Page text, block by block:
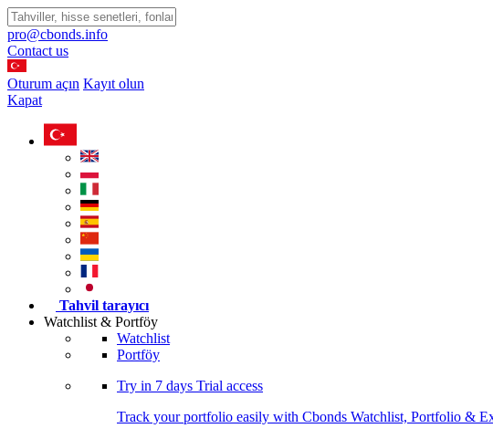
pro@cbonds.info
Contact us
Oturum açın Kayıt olun
Kapat
Tahvil tarayıcı
Watchlist & Portföy
Watchlist
Portföy
Try in 7 days Trial access
Track your portfolio easily with Cbonds Watchlist, Portfolio &